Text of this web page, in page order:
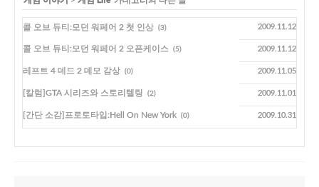
콜 오브 듀티:모던 워페어 2 첫 인상 (3) 2009.11.12
콜 오브 듀티:모던 워페어 2 오픈케이스 (5) 2009.11.12
레프트 4 데드 2 데모 감상 (0) 2009.11.05
[칼럼]GTA 시리즈와 스토리텔링 (2) 2009.11.01
[간단 소감]프로토타입:Hell On New York (0) 2009.10.31